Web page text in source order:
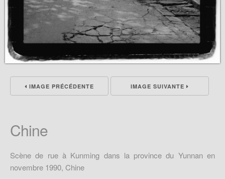
IMAGE PRÉCÉDENTE IMAGE SUIVANTE
Chine
Scène de rue à Kunming dans la province du Yunnan en
novembre 1990, Chine